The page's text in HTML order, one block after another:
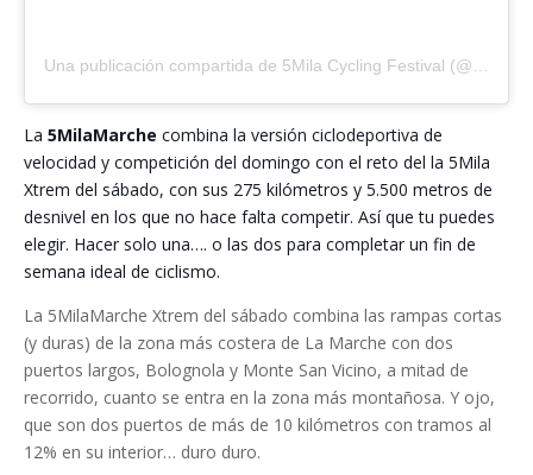
La 5MilaMarche combina la versión ciclodeportiva de
velocidad y competición del domingo con el reto del la 5Mila
Xtrem del sábado, con sus 275 kilómetros y 5.500 metros de
desnivel en los que no hace falta competir. Así que tu puedes
elegir. Hacer solo una…. o las dos para completar un fin de
semana ideal de ciclismo.
La 5MilaMarche Xtrem del sábado combina las rampas cortas
(y duras) de la zona más costera de La Marche con dos
puertos largos, Bolognola y Monte San Vicino, a mitad de
recorrido, cuanto se entra en la zona más montañosa. Y ojo,
que son dos puertos de más de 10 kilómetros con tramos al
12% en su interior… duro duro.